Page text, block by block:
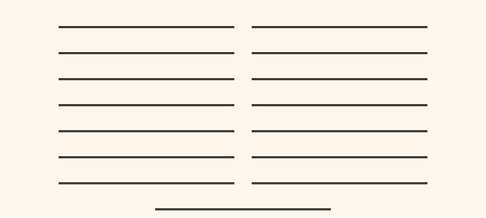
(El Becerrito)
Volverás
Pasillaneando
Mercedes
Linda Barinas
Caballo Viejo
tu amor?
Trotecito
Caritas Tristes
El guapo
Rosa gentil
Aquel
Egoísmo
TODAS LLANERA
Enamorando De Ti